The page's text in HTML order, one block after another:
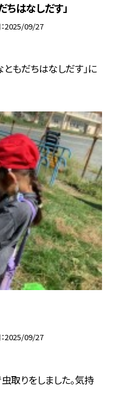
はなしだす」
2025/09/27
ともだちはなしだす」に
2025/09/27
取りをしました。気持